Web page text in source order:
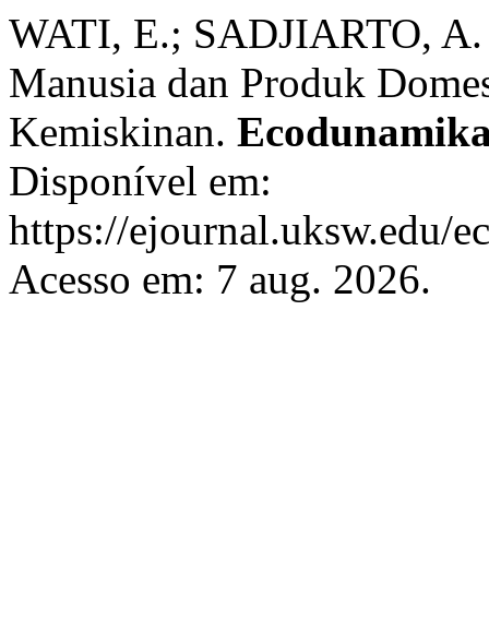
WATI, E.; SADJIARTO, A.
Manusia dan Produk
Kemiskinan.
Disponível em:
https://ejournal.uksw.edu/
Acesso em: 7 aug. 2026.